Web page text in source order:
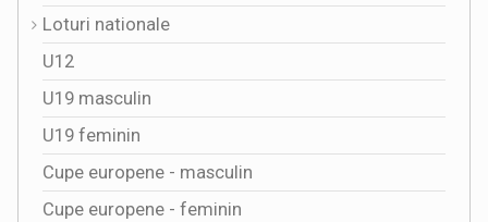
Loturi nationale
U12
U19 masculin
U19 feminin
Cupe europene - masculin
Cupe europene - feminin